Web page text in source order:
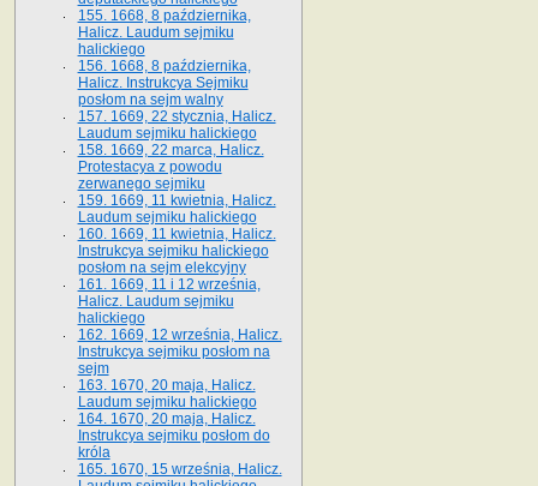
155. 1668, 8 października,
Halicz. Laudum sejmiku
halickiego
156. 1668, 8 października,
Halicz. Instrukcya Sejmiku
posłom na sejm walny
157. 1669, 22 stycznia, Halicz.
Laudum sejmiku halickiego
158. 1669, 22 marca, Halicz.
Protestacya z powodu
zerwanego sejmiku
159. 1669, 11 kwietnia, Halicz.
Laudum sejmiku halickiego
160. 1669, 11 kwietnia, Halicz.
Instrukcya sejmiku halickiego
posłom na sejm elekcyjny
161. 1669, 11 i 12 września,
Halicz. Laudum sejmiku
halickiego
162. 1669, 12 września, Halicz.
Instrukcya sejmiku posłom na
sejm
163. 1670, 20 maja, Halicz.
Laudum sejmiku halickiego
164. 1670, 20 maja, Halicz.
Instrukcya sejmiku posłom do
króla
165. 1670, 15 września, Halicz.